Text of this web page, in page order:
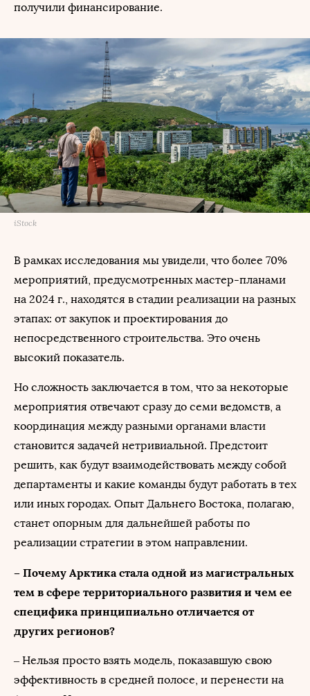
получили финансирование.
iStock
В рамках исследования мы увидели, что более 70%
мероприятий, предусмотренных мастер-планами
на 2024 г., находятся в стадии реализации на разных
этапах: от закупок и проектирования до
непосредственного строительства. Это очень
высокий показатель.
Но сложность заключается в том, что за некоторые
мероприятия отвечают сразу до семи ведомств, а
координация между разными органами власти
становится задачей нетривиальной. Предстоит
решить, как будут взаимодействовать между собой
департаменты и какие команды будут работать в тех
или иных городах. Опыт Дальнего Востока, полагаю,
станет опорным для дальнейшей работы по
реализации стратегии в этом направлении.
– Почему Арктика стала одной из магистральных
тем в сфере территориального развития и чем ее
специфика принципиально отличается от
других регионов?
– Нельзя просто взять модель, показавшую свою
эффективность в средней полосе, и перенести на